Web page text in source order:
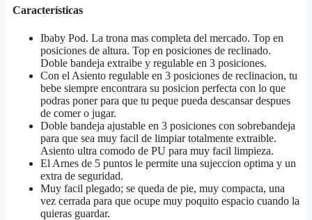
Características
Ibaby Pod. La trona mas completa del mercado. Top en
posiciones de altura. Top en posiciones de reclinado.
Doble bandeja extraibe y regulable en 3 posiciones.
Con el Asiento regulable en 3 posiciones de reclinacion, tu
bebe siempre encontrara su posicion perfecta con lo que
podras poner para que tu peque pueda descansar despues
de comer o jugar.
Doble bandeja ajustable en 3 posiciones con sobrebandeja
para que sea muy facil de limpiar totalmente extraible.
Asiento ultra comodo de PU para muy facil limpieza.
El Arnes de 5 puntos le permite una sujeccion optima y un
extra de seguridad.
Muy facil plegado; se queda de pie, muy compacta, una
vez cerrada para que ocupe muy poquito espacio cuando la
quieras guardar.